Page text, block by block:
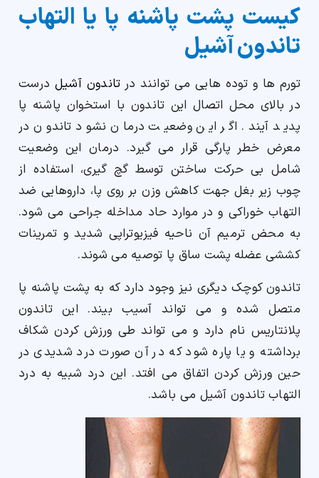
کیست پشت پاشنه پا یا التهاب
تاندون آشیل
تورم ها و توده هایی می توانند در تاندون آشیل درست
در بالای محل اتصال این تاندون با استخوان پاشنه پا
پدید آیند. اگر این وضعیت درمان نشود تاندون در
معرض خطر پارگی قرار می گیرد. درمان این وضعیت
شامل بی حرکت ساختن توسط گچ گیری، استفاده از
چوب زیر بغل جهت کاهش وزن بر روی پا، داروهایی ضد
التهاب خوراکی و در موارد حاد مداخله جراحی می شود.
به محض ترمیم آن ناحیه فیزیوتراپی شدید و تمرینات
کششی عضله پشت ساق پا توصیه می شوند.
تاندون کوچک دیگری نیز وجود دارد که به پشت پاشنه پا
متصل شده و می تواند آسیب بیند. این تاندون
پلانتاریس نام دارد و می تواند طی ورزش کردن شکاف
برداشته و یا پاره شود که در آن صورت درد شدیدی در
حین ورزش کردن اتفاق می افتد. این درد شبیه به درد
التهاب تاندون آشیل می باشد.